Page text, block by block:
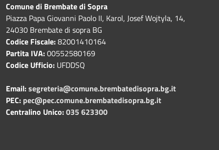
Comune di Brembate di Sopra
Piazza Papa Giovanni Paolo II, Karol, Josef Wojtyla, 14,
24030 Brembate di sopra BG
Codice Fiscale:82001410164
Partita IVA:00552580169
Codice Ufficio: UFDDSQ
Email:segreteria@comune.brembatedisopra.bg.it
PEC: pec@pec.comune.brembatedisopra.bg.it
Centralino Unico:035 623300